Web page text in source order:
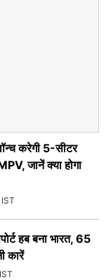
करेगी 5-सीटर
जानें क्या होगा
हब बना भारत, 65
कारें